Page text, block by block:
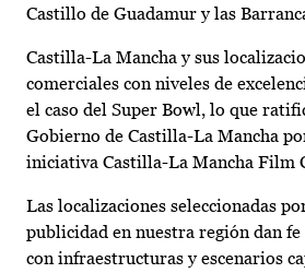
Castillo de Guadamur y las
Castilla-La Mancha y sus
comerciales con niveles de
el caso del Super Bowl, lo que
Gobierno de Castilla-La Mancha
iniciativa Castilla-La Mancha Film
Las localizaciones seleccionadas
publicidad en nuestra región dan fe
con infraestructuras y escenarios